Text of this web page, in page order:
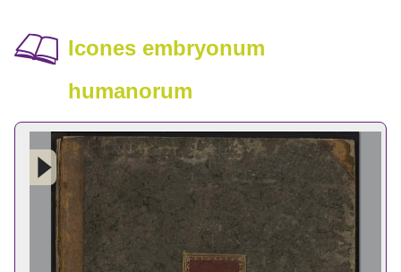
Icones embryonum
humanorum